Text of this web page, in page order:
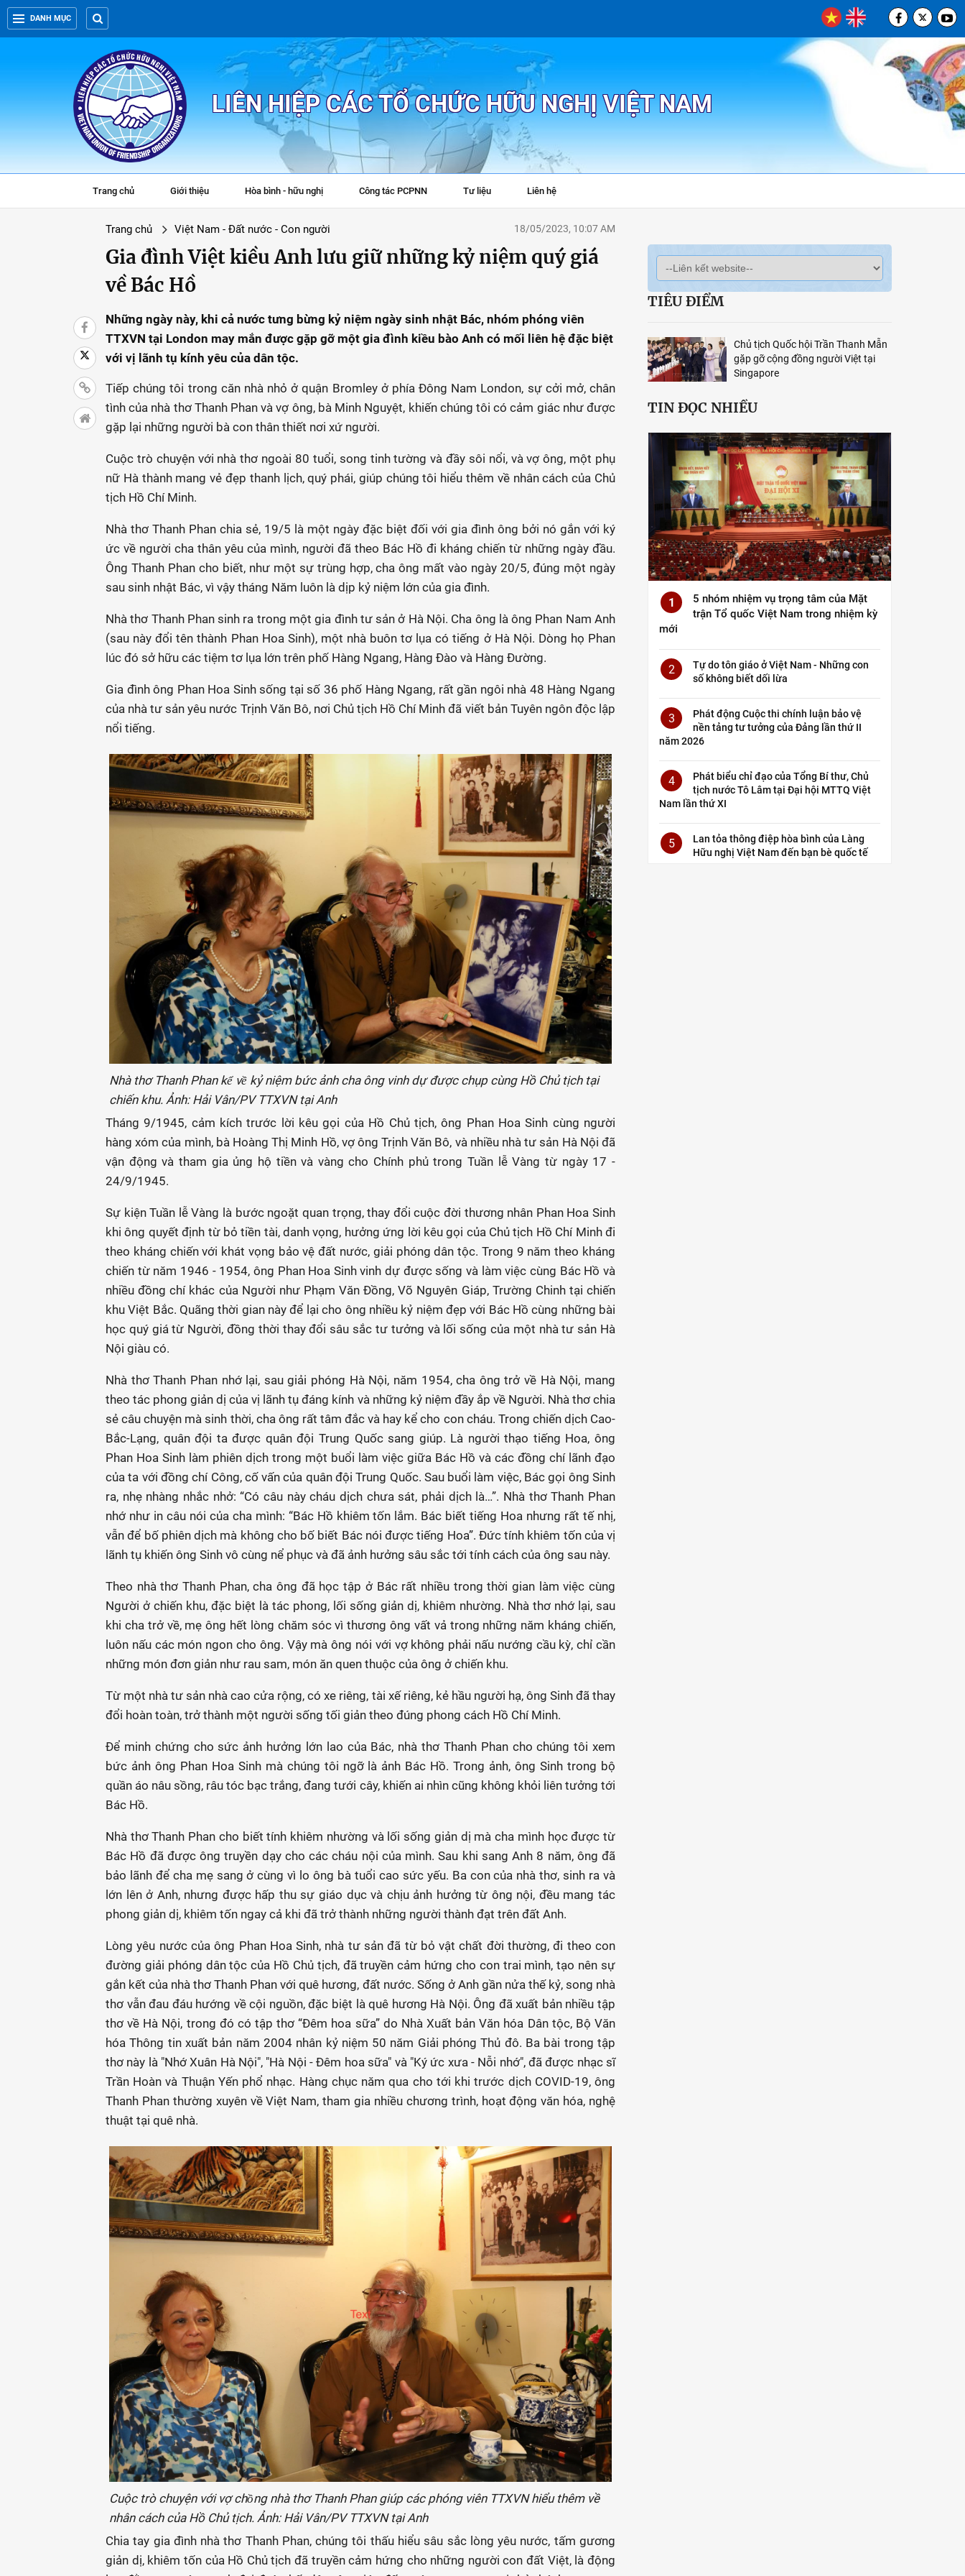
DANH MỤC
LIÊN HIỆP CÁC TỔ CHỨC HỮU NGHỊ VIỆT NAM
Trang chủ Giới thiệu Hòa bình - hữu nghị Công tác PCPNN Tư liệu Liên hệ
Trang chủ Việt Nam - Đất nước - Con người 18/05/2023, 10:07 AM
Gia đình Việt kiều Anh lưu giữ những kỷ niệm quý giá
về Bác Hồ
Những ngày này, khi cả nước tưng bừng kỷ niệm ngày sinh nhật Bác, nhóm phóng viên
TTXVN tại London may mắn được gặp gỡ một gia đình kiều bào Anh có mối liên hệ đặc biệt
với vị lãnh tụ kính yêu của dân tộc.
Tiếp chúng tôi trong căn nhà nhỏ ở quận Bromley ở phía Đông Nam London, sự cởi mở, chân
tình của nhà thơ Thanh Phan và vợ ông, bà Minh Nguyệt, khiến chúng tôi có cảm giác như được
gặp lại những người bà con thân thiết nơi xứ người.
Cuộc trò chuyện với nhà thơ ngoài 80 tuổi, song tinh tường và đầy sôi nổi, và vợ ông, một phụ
nữ Hà thành mang vẻ đẹp thanh lịch, quý phái, giúp chúng tôi hiểu thêm về nhân cách của Chủ
tịch Hồ Chí Minh.
Nhà thơ Thanh Phan chia sẻ, 19/5 là một ngày đặc biệt đối với gia đình ông bởi nó gắn với ký
ức về người cha thân yêu của mình, người đã theo Bác Hồ đi kháng chiến từ những ngày đầu.
Ông Thanh Phan cho biết, như một sự trùng hợp, cha ông mất vào ngày 20/5, đúng một ngày
sau sinh nhật Bác, vì vậy tháng Năm luôn là dịp kỷ niệm lớn của gia đình.
Nhà thơ Thanh Phan sinh ra trong một gia đình tư sản ở Hà Nội. Cha ông là ông Phan Nam Anh
(sau này đổi tên thành Phan Hoa Sinh), một nhà buôn tơ lụa có tiếng ở Hà Nội. Dòng họ Phan
lúc đó sở hữu các tiệm tơ lụa lớn trên phố Hàng Ngang, Hàng Đào và Hàng Đường.
Gia đình ông Phan Hoa Sinh sống tại số 36 phố Hàng Ngang, rất gần ngôi nhà 48 Hàng Ngang
của nhà tư sản yêu nước Trịnh Văn Bô, nơi Chủ tịch Hồ Chí Minh đã viết bản Tuyên ngôn độc lập
nổi tiếng.
Nhà thơ Thanh Phan kể về kỷ niệm bức ảnh cha ông vinh dự được chụp cùng Hồ Chủ tịch tại
chiến khu. Ảnh: Hải Vân/PV TTXVN tại Anh
Tháng 9/1945, cảm kích trước lời kêu gọi của Hồ Chủ tịch, ông Phan Hoa Sinh cùng người
hàng xóm của mình, bà Hoàng Thị Minh Hồ, vợ ông Trịnh Văn Bô, và nhiều nhà tư sản Hà Nội đã
vận động và tham gia ủng hộ tiền và vàng cho Chính phủ trong Tuần lễ Vàng từ ngày 17 -
24/9/1945.
Sự kiện Tuần lễ Vàng là bước ngoặt quan trọng, thay đổi cuộc đời thương nhân Phan Hoa Sinh
khi ông quyết định từ bỏ tiền tài, danh vọng, hưởng ứng lời kêu gọi của Chủ tịch Hồ Chí Minh đi
theo kháng chiến với khát vọng bảo vệ đất nước, giải phóng dân tộc. Trong 9 năm theo kháng
chiến từ năm 1946 - 1954, ông Phan Hoa Sinh vinh dự được sống và làm việc cùng Bác Hồ và
nhiều đồng chí khác của Người như Phạm Văn Đồng, Võ Nguyên Giáp, Trường Chinh tại chiến
khu Việt Bắc. Quãng thời gian này để lại cho ông nhiều kỷ niệm đẹp với Bác Hồ cùng những bài
học quý giá từ Người, đồng thời thay đổi sâu sắc tư tưởng và lối sống của một nhà tư sản Hà
Nội giàu có.
Nhà thơ Thanh Phan nhớ lại, sau giải phóng Hà Nội, năm 1954, cha ông trở về Hà Nội, mang
theo tác phong giản dị của vị lãnh tụ đáng kính và những kỷ niệm đầy ắp về Người. Nhà thơ chia
sẻ câu chuyện mà sinh thời, cha ông rất tâm đắc và hay kể cho con cháu. Trong chiến dịch Cao-
Bắc-Lạng, quân đội ta được quân đội Trung Quốc sang giúp. Là người thạo tiếng Hoa, ông
Phan Hoa Sinh làm phiên dịch trong một buổi làm việc giữa Bác Hồ và các đồng chí lãnh đạo
của ta với đồng chí Công, cố vấn của quân đội Trung Quốc. Sau buổi làm việc, Bác gọi ông Sinh
ra, nhẹ nhàng nhắc nhở: “Có câu này cháu dịch chưa sát, phải dịch là…”. Nhà thơ Thanh Phan
nhớ như in câu nói của cha mình: “Bác Hồ khiêm tốn lắm. Bác biết tiếng Hoa nhưng rất tế nhị,
vẫn để bố phiên dịch mà không cho bố biết Bác nói được tiếng Hoa”. Đức tính khiêm tốn của vị
lãnh tụ khiến ông Sinh vô cùng nể phục và đã ảnh hưởng sâu sắc tới tính cách của ông sau này.
Theo nhà thơ Thanh Phan, cha ông đã học tập ở Bác rất nhiều trong thời gian làm việc cùng
Người ở chiến khu, đặc biệt là tác phong, lối sống giản dị, khiêm nhường. Nhà thơ nhớ lại, sau
khi cha trở về, mẹ ông hết lòng chăm sóc vì thương ông vất vả trong những năm kháng chiến,
luôn nấu các món ngon cho ông. Vậy mà ông nói với vợ không phải nấu nướng cầu kỳ, chỉ cần
những món đơn giản như rau sam, món ăn quen thuộc của ông ở chiến khu.
Từ một nhà tư sản nhà cao cửa rộng, có xe riêng, tài xế riêng, kẻ hầu người hạ, ông Sinh đã thay
đổi hoàn toàn, trở thành một người sống tối giản theo đúng phong cách Hồ Chí Minh.
Để minh chứng cho sức ảnh hưởng lớn lao của Bác, nhà thơ Thanh Phan cho chúng tôi xem
bức ảnh ông Phan Hoa Sinh mà chúng tôi ngỡ là ảnh Bác Hồ. Trong ảnh, ông Sinh trong bộ
quần áo nâu sồng, râu tóc bạc trắng, đang tưới cây, khiến ai nhìn cũng không khỏi liên tưởng tới
Bác Hồ.
Nhà thơ Thanh Phan cho biết tính khiêm nhường và lối sống giản dị mà cha mình học được từ
Bác Hồ đã được ông truyền dạy cho các cháu nội của mình. Sau khi sang Anh 8 năm, ông đã
bảo lãnh để cha mẹ sang ở cùng vì lo ông bà tuổi cao sức yếu. Ba con của nhà thơ, sinh ra và
lớn lên ở Anh, nhưng được hấp thu sự giáo dục và chịu ảnh hưởng từ ông nội, đều mang tác
phong giản dị, khiêm tốn ngay cả khi đã trở thành những người thành đạt trên đất Anh.
Lòng yêu nước của ông Phan Hoa Sinh, nhà tư sản đã từ bỏ vật chất đời thường, đi theo con
đường giải phóng dân tộc của Hồ Chủ tịch, đã truyền cảm hứng cho con trai mình, tạo nên sự
gắn kết của nhà thơ Thanh Phan với quê hương, đất nước. Sống ở Anh gần nửa thế kỷ, song nhà
thơ vẫn đau đáu hướng về cội nguồn, đặc biệt là quê hương Hà Nội. Ông đã xuất bản nhiều tập
thơ về Hà Nội, trong đó có tập thơ “Đêm hoa sữa” do Nhà Xuất bản Văn hóa Dân tộc, Bộ Văn
hóa Thông tin xuất bản năm 2004 nhân kỷ niệm 50 năm Giải phóng Thủ đô. Ba bài trong tập
thơ này là "Nhớ Xuân Hà Nội", "Hà Nội - Đêm hoa sữa" và "Ký ức xưa - Nỗi nhớ", đã được nhạc sĩ
Trần Hoàn và Thuận Yến phổ nhạc. Hàng chục năm qua cho tới khi trước dịch COVID-19, ông
Thanh Phan thường xuyên về Việt Nam, tham gia nhiều chương trình, hoạt động văn hóa, nghệ
thuật tại quê nhà.
Cuộc trò chuyện với vợ chồng nhà thơ Thanh Phan giúp các phóng viên TTXVN hiểu thêm về
nhân cách của Hồ Chủ tịch. Ảnh: Hải Vân/PV TTXVN tại Anh
Chia tay gia đình nhà thơ Thanh Phan, chúng tôi thấu hiểu sâu sắc lòng yêu nước, tấm gương
giản dị, khiêm tốn của Hồ Chủ tịch đã truyền cảm hứng cho những người con đất Việt, là động
TIÊU ĐIỂM
Chủ tịch Quốc hội Trần Thanh Mẫn
gặp gỡ cộng đồng người Việt tại
Singapore
TIN ĐỌC NHIỀU
1
5 nhóm nhiệm vụ trọng tâm của Mặt
trận Tổ quốc Việt Nam trong nhiệm kỳ
mới
2
Tự do tôn giáo ở Việt Nam - Những con
số không biết dối lừa
3
Phát động Cuộc thi chính luận bảo vệ
nền tảng tư tưởng của Đảng lần thứ II
năm 2026
4
Phát biểu chỉ đạo của Tổng Bí thư, Chủ
tịch nước Tô Lâm tại Đại hội MTTQ Việt
Nam lần thứ XI
5
Lan tỏa thông điệp hòa bình của Làng
Hữu nghị Việt Nam đến bạn bè quốc tế